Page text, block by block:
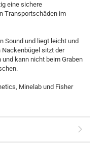
eine sichere
Transportschäden im
Sound und liegt leicht und
Nackenbügel sitzt der
kann nicht beim Graben
Minelab und Fisher